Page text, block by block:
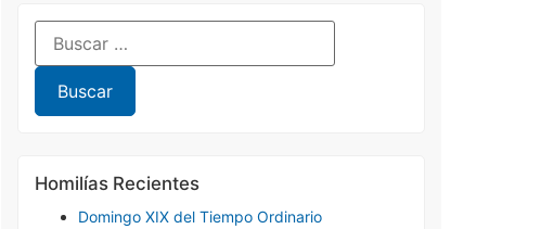
Homilías Recientes
Domingo XIX del Tiempo Ordinario